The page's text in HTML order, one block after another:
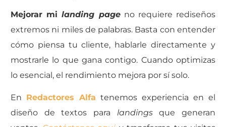
Mejorar mi landing pageno requiere rediseños
extremos ni miles de palabras. Basta con entender
cómo piensa tu cliente, hablarle directamente y
mostrarle lo que gana contigo. Cuando optimizas
lo esencial, el rendimiento mejora por sí solo.
En Redactores Alfa tenemos experiencia en el
diseño de textos para landingsque generan